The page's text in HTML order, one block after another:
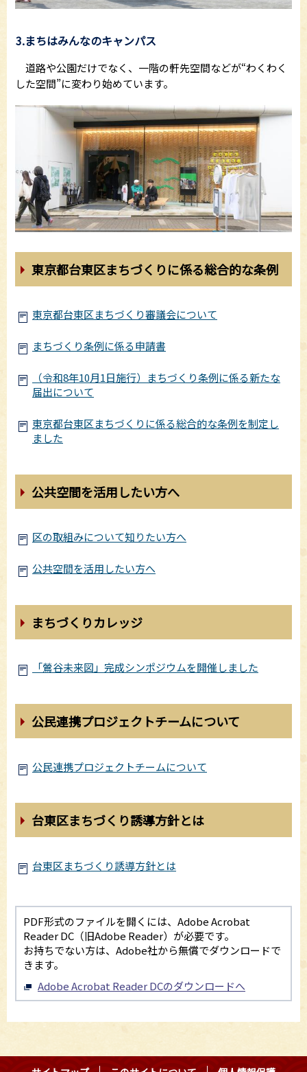
3.まちはみんなのキャンパス
道路や公園だけでなく、一階の軒先空間などが“わくわく
した空間”に変わり始めています。
東京都台東区まちづくりに係る総合的な条例
東京都台東区まちづくり審議会について
まちづくり条例に係る申請書
（令和8年10月1日施行）まちづくり条例に係る新たな
届出について
東京都台東区まちづくりに係る総合的な条例を制定し
ました
公共空間を活用したい方へ
区の取組みについて知りたい方へ
公共空間を活用したい方へ
まちづくりカレッジ
「鶯谷未来図」完成シンポジウムを開催しました
公民連携プロジェクトチームについて
公民連携プロジェクトチームについて
台東区まちづくり誘導方針とは
台東区まちづくり誘導方針とは
PDF形式のファイルを開くには、Adobe Acrobat
Reader DC（旧Adobe Reader）が必要です。
お持ちでない方は、Adobe社から無償でダウンロードで
きます。
Adobe Acrobat Reader DCのダウンロードへ